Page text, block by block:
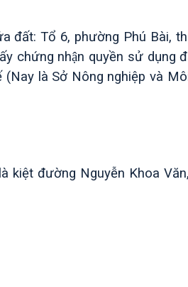
Tổ 6, phường Phú Bài,
chứng nhận quyền sử dụng
là Sở Nông nghiệp và
đường Nguyễn Khoa